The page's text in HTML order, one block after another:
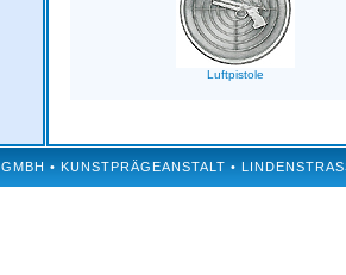
Luftpistole
• KUNSTPRÄGEANSTALT •